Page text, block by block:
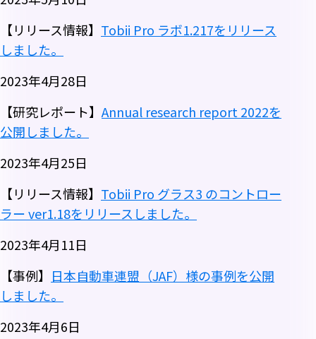
【リリース情報】 Tobii Pro ラボ1.217をリリース
しました。
2023年4月28日
【研究レポート】 Annual research report 2022を
公開しました。
2023年4月25日
【リリース情報】 Tobii Pro グラス3 のコントロー
ラー ver1.18をリリースしました。
2023年4月11日
【事例】 日本自動車連盟（JAF）様の事例を公開
しました。
2023年4月6日